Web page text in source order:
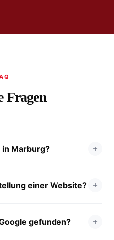
Fragen
in Marburg?
einer Website?
gefunden?